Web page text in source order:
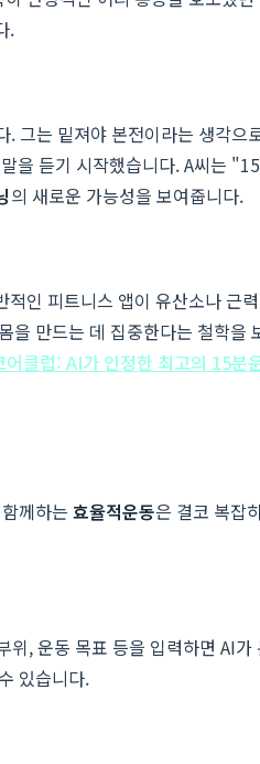
.
그는 밑져야 본전이라는 생각으
듣기 시작했습니다. A씨는
의 새로운 가능성을 보여줍니다.
인 피트니스 앱이 유산소나 근
만드는 데 집중한다는 철학을
어클럽: AI가 인정한 최고의 15분
께하는 효율적운동은 결코 복잡
, 운동 목표 등을 입력하면 AI가
있습니다.